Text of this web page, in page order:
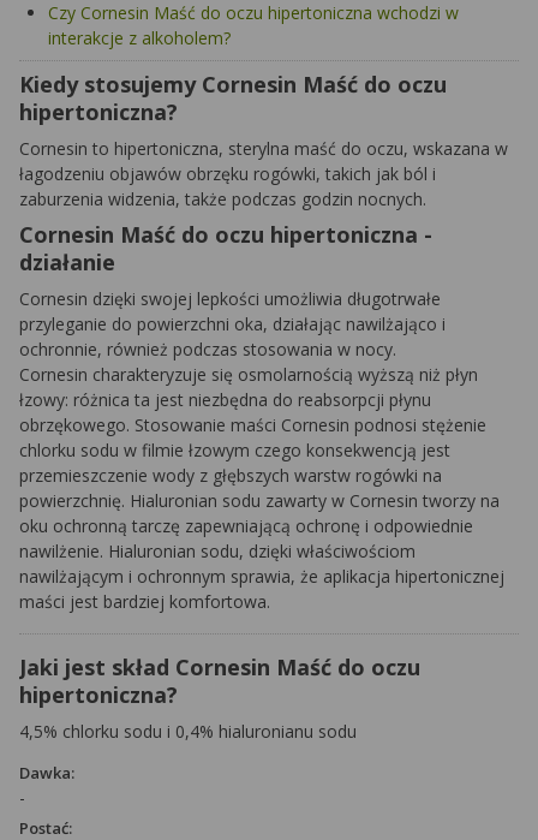
Czy Cornesin Maść do oczu hipertoniczna wchodzi w
interakcje z alkoholem?
Kiedy stosujemy Cornesin Maść do oczu
hipertoniczna?
Cornesin to hipertoniczna, sterylna maść do oczu, wskazana w
łagodzeniu objawów obrzęku rogówki, takich jak ból i
zaburzenia widzenia, także podczas godzin nocnych.
Cornesin Maść do oczu hipertoniczna -
działanie
Cornesin dzięki swojej lepkości umożliwia długotrwałe
przyleganie do powierzchni oka, działając nawilżająco i
ochronnie, również podczas stosowania w nocy.
Cornesin charakteryzuje się osmolarnością wyższą niż płyn
łzowy: różnica ta jest niezbędna do reabsorpcji płynu
obrzękowego. Stosowanie maści Cornesin podnosi stężenie
chlorku sodu w filmie łzowym czego konsekwencją jest
przemieszczenie wody z głębszych warstw rogówki na
powierzchnię. Hialuronian sodu zawarty w Cornesin tworzy na
oku ochronną tarczę zapewniającą ochronę i odpowiednie
nawilżenie. Hialuronian sodu, dzięki właściwościom
nawilżającym i ochronnym sprawia, że aplikacja hipertonicznej
maści jest bardziej komfortowa.
Jaki jest skład Cornesin Maść do oczu
hipertoniczna?
4,5% chlorku sodu i 0,4% hialuronianu sodu
Dawka:
-
Postać: